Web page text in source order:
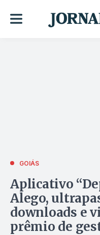
GOIÁS
Aplicativo
Alego,
downloads e
prêmio de